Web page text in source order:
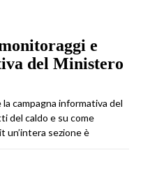
e
del Ministero
campagna informativa del
del caldo e su come
un’intera sezione è